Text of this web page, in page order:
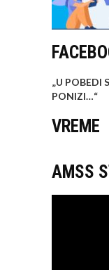
„U POBEDI
PONIZI…“
VREME
AMSS